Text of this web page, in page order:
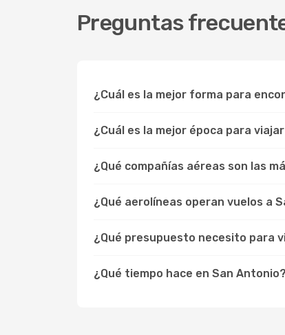
Preguntas
¿Cuál es la mejor forma para
¿Cuál es la mejor época para
¿Qué compañías aéreas son las
¿Qué aerolíneas operan vuelos a
¿Qué presupuesto necesito para
¿Qué tiempo hace en San Antonio?